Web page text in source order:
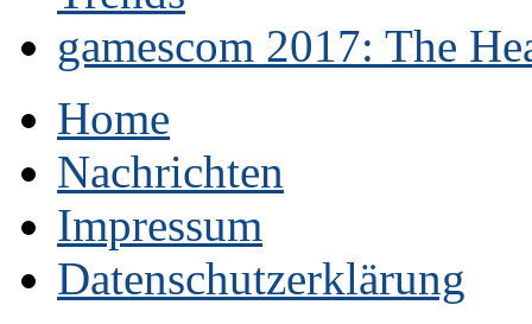
gamescom 2017: The
Home
Nachrichten
Impressum
Datenschutzerklärung